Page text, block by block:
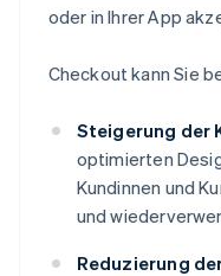
oder in Ihrer App
Checkout kann Sie
Steigerung der
optimierten
Kundinnen und
und
Reduzierung